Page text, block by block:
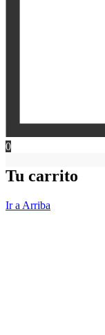
0
Tu carrito
Ir a Arriba